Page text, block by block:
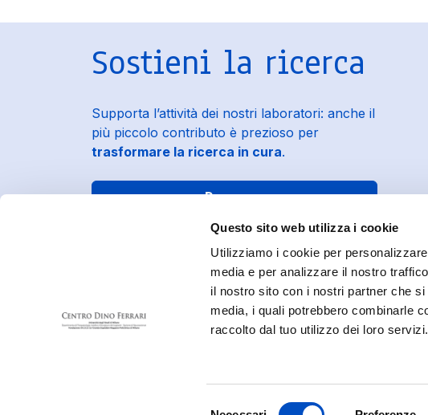
Questo sito web utilizza i cookie
Utilizziamo i cookie per
media e per analizzare il nostro
il nostro sito con i nostri partner che
media, i quali potrebbero combinarle
raccolto dal tuo utilizzo dei loro servizi.
Sostieni la ricerca
Supporta l’attività dei nostri laboratori: anche il
più piccolo contributo è prezioso per
trasformare la ricerca in cura.
Dona ora
© 2026 Associazione "Centro Dino Ferrari" ETS. All rights reserved.